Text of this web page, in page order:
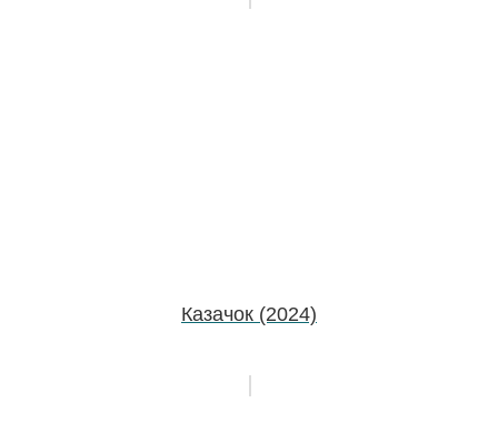
Казачок (2024)